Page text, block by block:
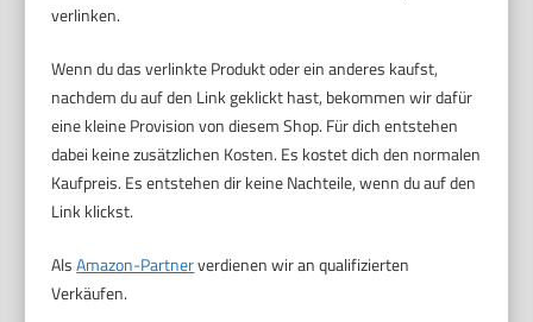
verlinken.
Wenn du das verlinkte Produkt oder ein anderes kaufst,
nachdem du auf den Link geklickt hast, bekommen wir dafür
eine kleine Provision von diesem Shop. Für dich entstehen
dabei keine zusätzlichen Kosten. Es kostet dich den normalen
Kaufpreis. Es entstehen dir keine Nachteile, wenn du auf den
Link klickst.
AlsAmazon-Partnerverdienen wir an qualifizierten
Verkäufen.